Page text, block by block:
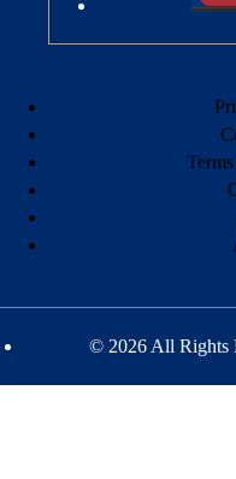
© 2026 All Rights